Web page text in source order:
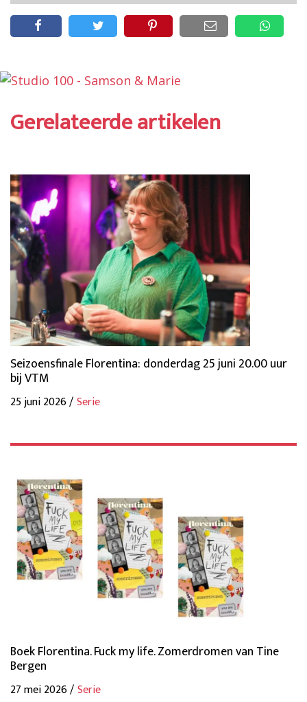
Gerelateerde artikelen
Seizoensfinale Florentina: donderdag 25 juni 20.00 uur
bij VTM
25 juni 2026 /Serie
Boek Florentina. Fuck my life. Zomerdromen van Tine
Bergen
27 mei 2026 /Serie